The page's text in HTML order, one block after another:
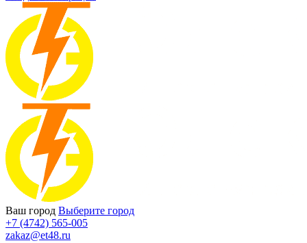
Ваш город Выберите город
+7 (4742) 565-005
zakaz@et48.ru